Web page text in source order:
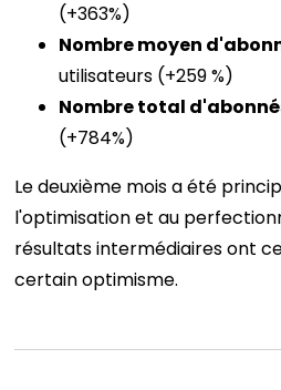
(+363%)
Nombre moyen
utilisateurs (+259 %)
Nombre total
(+784%)
Le deuxième mois a été
l'optimisation et au
résultats intermédiaires ont
certain optimisme.